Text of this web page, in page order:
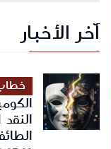
آخر الأخبار